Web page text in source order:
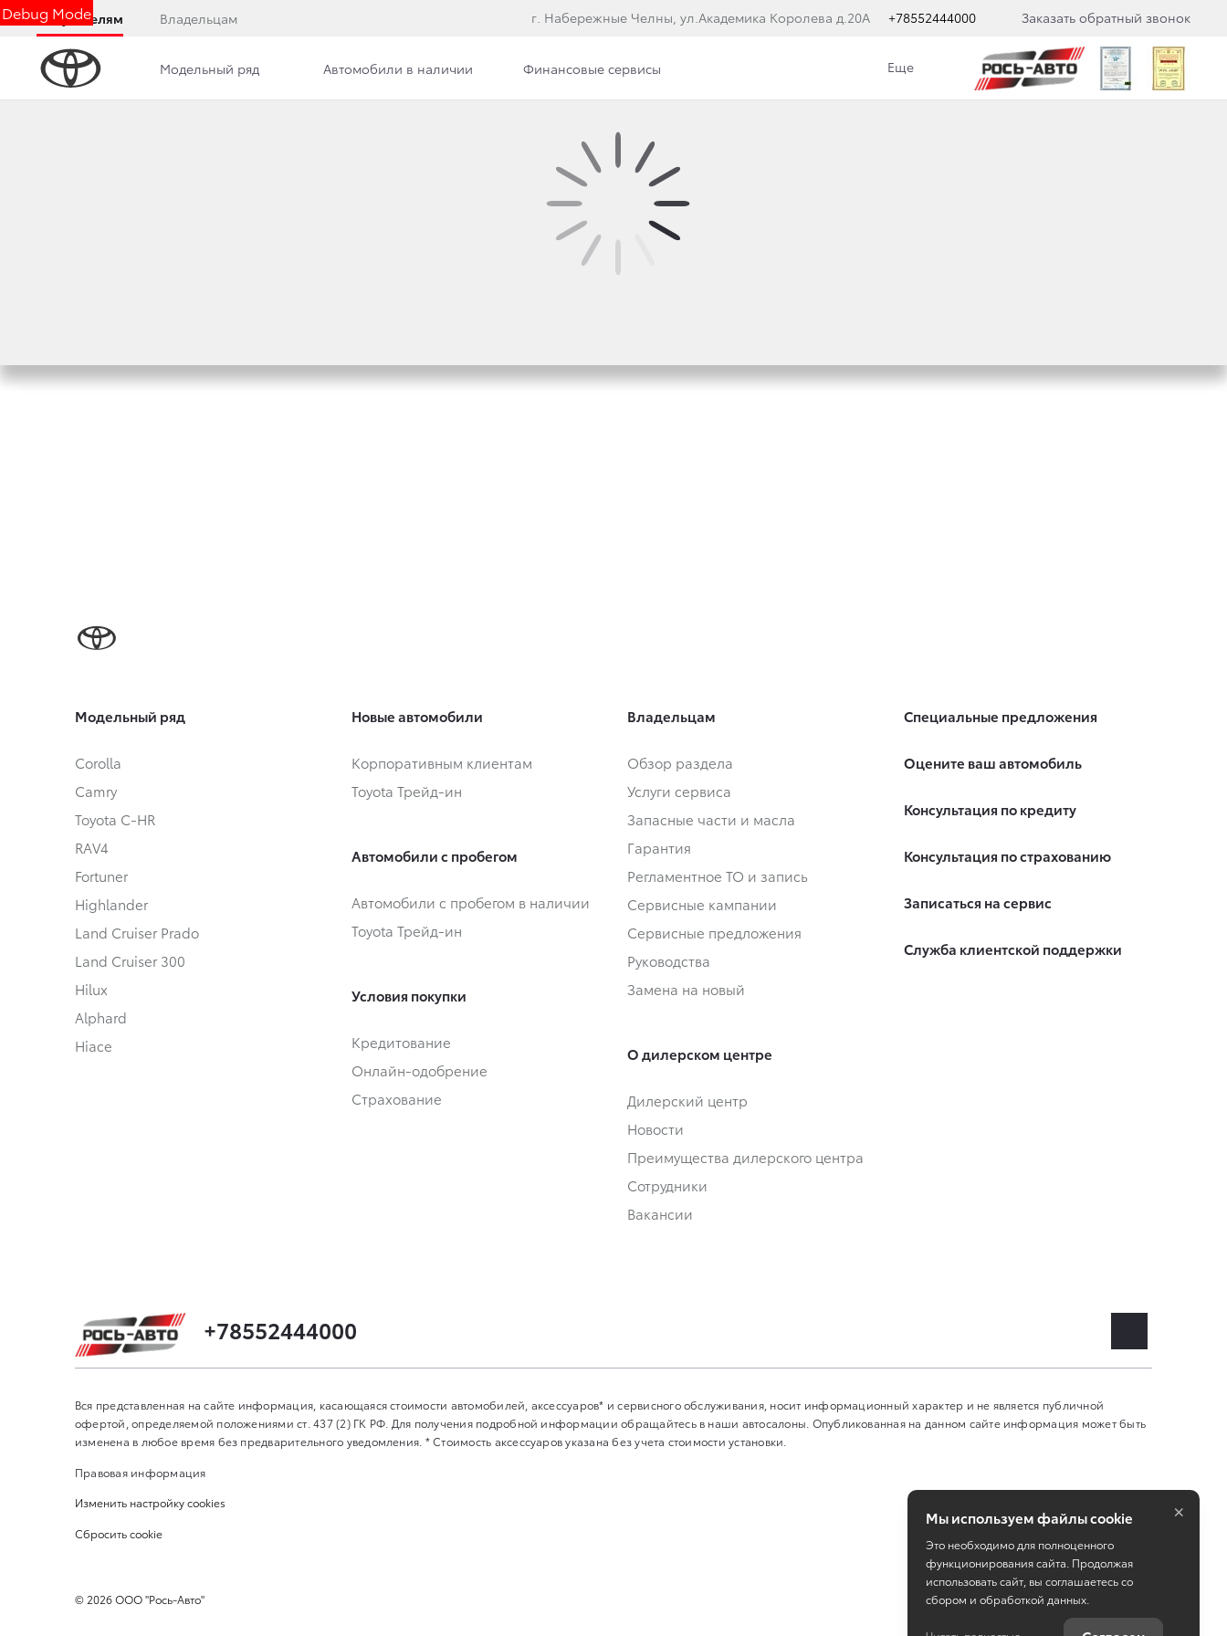
Debug Mode
Покупателям Владельцам г. Набережные Челны, ул.Академика Королева д.20А +78552444000 Заказать обратный звонок
Модельный ряд Автомобили в наличии Финансовые сервисы Еще
СПЕЦИАЛЬНЫЕ ПРЕДЛОЖЕНИЯ
Модельный ряд
Corolla
Camry
Toyota C-HR
RAV4
Fortuner
Highlander
Land Cruiser Prado
Land Cruiser 300
Hilux
Alphard
Hiace
Новые автомобили
Корпоративным клиентам
Toyota Трейд-ин
Автомобили с пробегом
Автомобили с пробегом в наличии
Toyota Трейд-ин
Условия покупки
Кредитование
Онлайн-одобрение
Страхование
Владельцам
Обзор раздела
Услуги сервиса
Запасные части и масла
Гарантия
Регламентное ТО и запись
Сервисные кампании
Сервисные предложения
Руководства
Замена на новый
О дилерском центре
Дилерский центр
Новости
Преимущества дилерского центра
Сотрудники
Вакансии
Специальные предложения
Оцените ваш автомобиль
Консультация по кредиту
Консультация по страхованию
Записаться на сервис
Служба клиентской поддержки
+78552444000
Вся представленная на сайте информация, касающаяся стоимости автомобилей, аксессуаров* и сервисного обслуживания, носит информационный характер и не является публичной
офертой, определяемой положениями ст. 437 (2) ГК РФ. Для получения подробной информации обращайтесь в наши автосалоны. Опубликованная на данном сайте информация может быть
изменена в любое время без предварительного уведомления. * Стоимость аксессуаров указана без учета стоимости установки.
Правовая информация
Изменить настройку cookies
Сбросить cookie
©2026ООО "Рось-Авто" Работает на технологияхTradeDealer
Мы используем файлы cookie
Это необходимо для полноценного
функционирования сайта. Продолжая
использовать сайт, вы соглашаетесь со
сбором и обработкой данных.
×